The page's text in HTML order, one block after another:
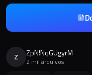
Z ZpN!NqGUgyrM
2 mil arquivos